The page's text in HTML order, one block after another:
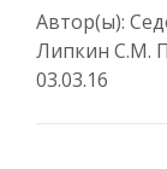
Автор(ы):
Липкин С.М.
03.03.16